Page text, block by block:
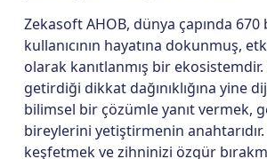
Zekasoft AHOB, dünya çapında
kullanıcının hayatına dokunmuş,
olarak kanıtlanmış bir ekosistemdir.
getirdiği dikkat dağınıklığına yine
bilimsel bir çözümle yanıt vermek,
bireylerini yetiştirmenin
keşfetmek ve zihninizi özgür